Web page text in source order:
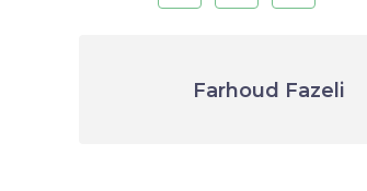
Farhoud Fazeli